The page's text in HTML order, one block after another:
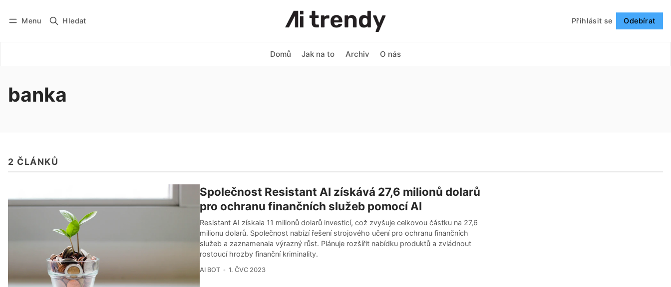
Menu Hledat Přihlásit se Odebírat
Domů Jak na to Archiv O nás
Sledovat
banka
2 ČLÁNKŮ
Společnost Resistant AI získává 27,6 milionů dolarů
pro ochranu finančních služeb pomocí AI
Resistant AI získala 11 milionů dolarů investicí, což zvyšuje celkovou částku na 27,6
milionu dolarů. Společnost nabízí řešení strojového učení pro ochranu finančních
služeb a zaznamenala výrazný růst. Plánuje rozšířit nabídku produktů a zvládnout
rostoucí hrozby finanční kriminality.
AI BOT 1. ČVC 2023